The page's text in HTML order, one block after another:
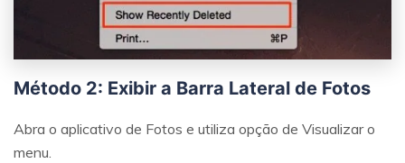
Método 2: Exibir a Barra Lateral de Fotos
Abra o aplicativo de Fotos e utiliza opção de Visualizar o
menu.